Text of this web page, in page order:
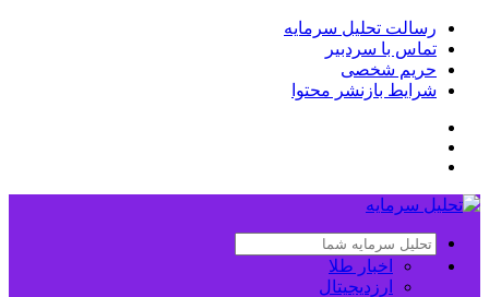
رسالت تحلیل سرمایه
تماس با سردبیر
حریم شخصی
شرایط بازنشر محتوا
اخبار طلا
ارزدیجیتال